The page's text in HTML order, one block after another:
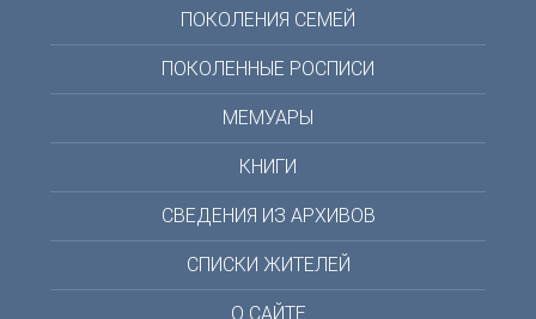
ПОКОЛЕНИЯ СЕМЕЙ
ПОКОЛЕННЫЕ РОСПИСИ
МЕМУАРЫ
КНИГИ
СВЕДЕНИЯ ИЗ АРХИВОВ
СПИСКИ ЖИТЕЛЕЙ
О САЙТЕ